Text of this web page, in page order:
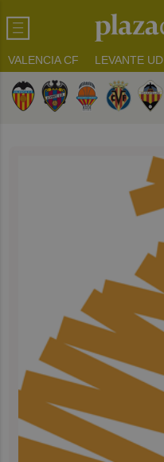
VALENCIA CF LEVANTE UD